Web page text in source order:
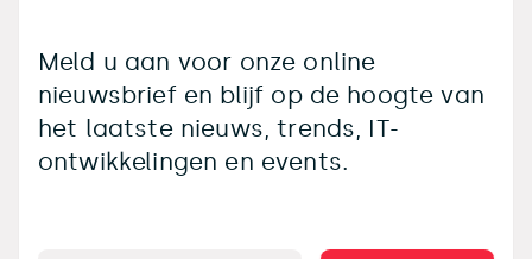
Meld u aan voor onze online
nieuwsbrief en blijf op de hoogte van
het laatste nieuws, trends, IT-
ontwikkelingen en events.